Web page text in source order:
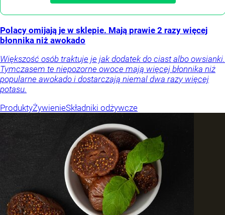
Polacy omijają je w sklepie. Mają prawie 2 razy więcej
błonnika niż awokado
Większość osób traktuje je jak dodatek do ciast albo owsianki.
Tymczasem te niepozorne owoce mają więcej błonnika niż
popularne awokado i dostarczają niemal dwa razy więcej
potasu.
ProduktyŻywienieSkładniki odżywcze